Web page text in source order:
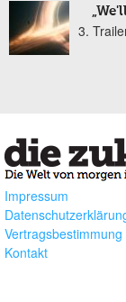
3.
Impressum
Kontakt